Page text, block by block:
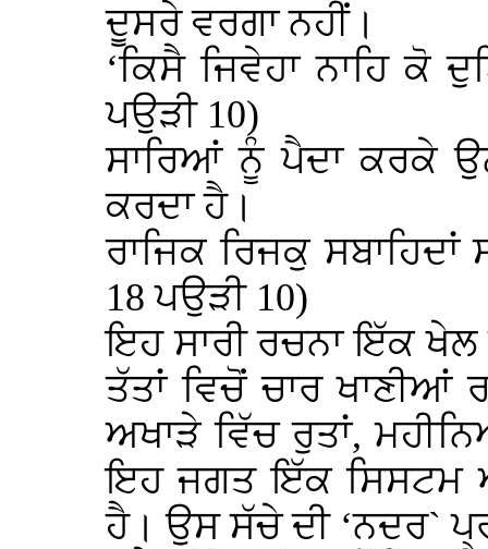
ਦੂਸਰੇ ਵਰਗਾ ਨਹੀਂ।
‘ਕਿਸੈ ਜਿਵੇਹਾ ਨਾਹਿ ਕੋ
ਪਉੜੀ 10)
ਸਾਰਿਆਂ ਨੂੰ ਪੈਦਾ ਕਰਕੇ
ਕਰਦਾ ਹੈ।
ਰਾਜਿਕ ਰਿਜਕੁ
18 ਪਉੜੀ 10)
ਇਹ ਸਾਰੀ ਰਚਨਾ ਇੱਕ
ਤੱਤਾਂ ਵਿਚੋਂ ਚਾਰ
ਅਖਾੜੇ ਵਿੱਚ ਰੁਤਾਂ,
ਇਹ ਜਗਤ ਇੱਕ ਸਿਸਟਮ
ਹੈ। ਉਸ ਸੱਚੇ ਦੀ ‘ਨਦਰ`